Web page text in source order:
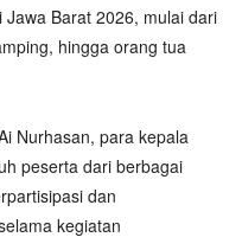
Barat 2026, mulai dari
hingga orang tua
Nurhasan, para kepala
peserta dari berbagai
dan
kegiatan